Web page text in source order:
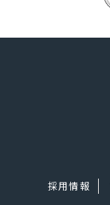
採用情報